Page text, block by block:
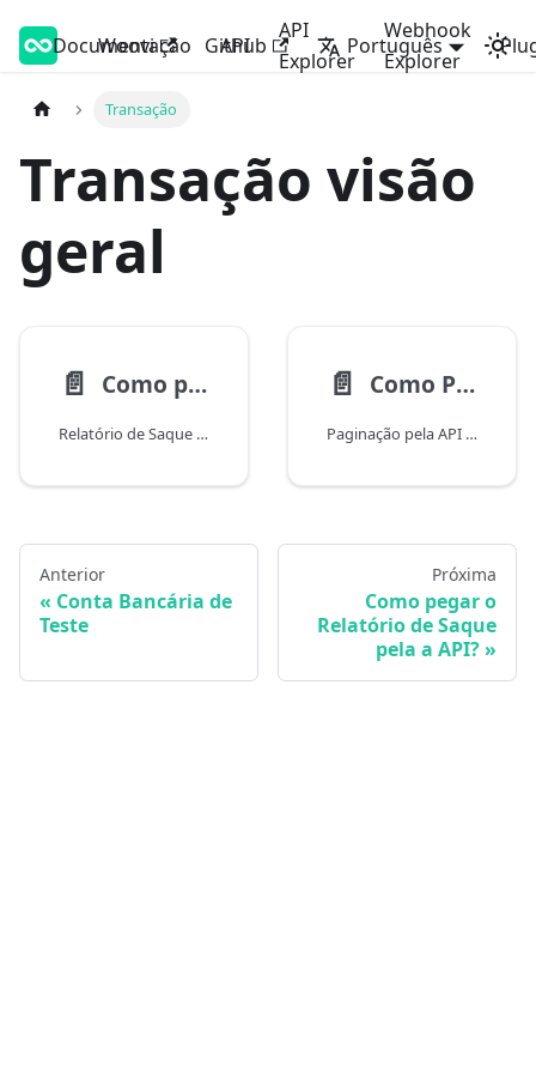
Woovi Developers
Documentação API
API
Explorer
Webhook
Explorer
Woovi Github Português
Transação
Transação visão
geral
📄️ Como pegar o Relatório de Saque pela a API?
Relatório de Saque pela a API
📄️ Como Paginar pela a API de Transações?
Paginação pela API de Transações
Anterior
Conta Bancária de
Teste
Próxima
Como pegar o
Relatório de Saque
pela a API?